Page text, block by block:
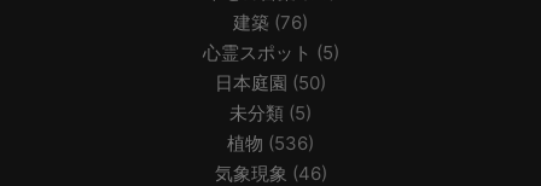
建築 (76)
心霊スポット (5)
日本庭園 (50)
未分類 (5)
植物 (536)
気象現象 (46)